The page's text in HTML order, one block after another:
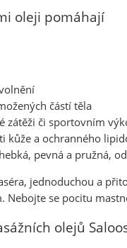
oleji pomáhají
částí těla
zátěži či sportovním
kůže a ochranného
pevná a pružná,
jednoduchou a
se pocitu
olejů